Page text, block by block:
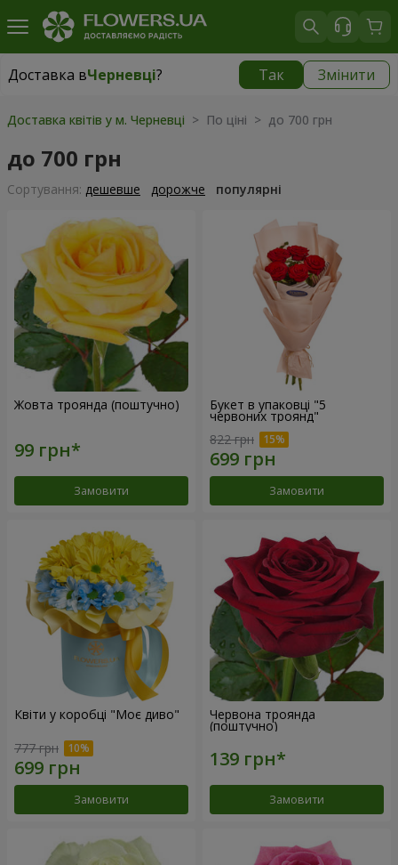
Доставка вЧерневці? Так Змінити
Доставка вЧерневці|
Доставка квітів у м. Черневці > По ціні > до 700 грн
до 700 грн
Сортування: дешевше дорожче популярні
Жовта троянда (поштучно)
Замовити
Букет в упаковці "5
червоних троянд"
822 грн
Замовити
Квіти у коробці "Моє диво"
777 грн
Замовити
Червона троянда
(поштучно)
Замовити